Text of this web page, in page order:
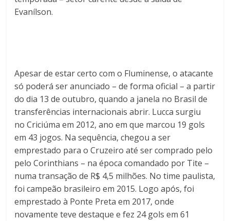
Evanílson.
Apesar de estar certo com o Fluminense, o atacante
só poderá ser anunciado – de forma oficial – a partir
do dia 13 de outubro, quando a janela no Brasil de
transferências internacionais abrir. Lucca surgiu
no Criciúma em 2012, ano em que marcou 19 gols
em 43 jogos. Na sequência, chegou a ser
emprestado para o Cruzeiro até ser comprado pelo
pelo Corinthians – na época comandado por Tite –
numa transação de R$ 4,5 milhões. No time paulista,
foi campeão brasileiro em 2015. Logo após, foi
emprestado à Ponte Preta em 2017, onde
novamente teve destaque e fez 24 gols em 61